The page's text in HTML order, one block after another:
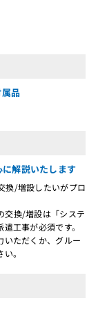
品
解説いたします
換/増設したいがプロ
換/増設は「システ
工事が必須です。
いただくか、グルー
。